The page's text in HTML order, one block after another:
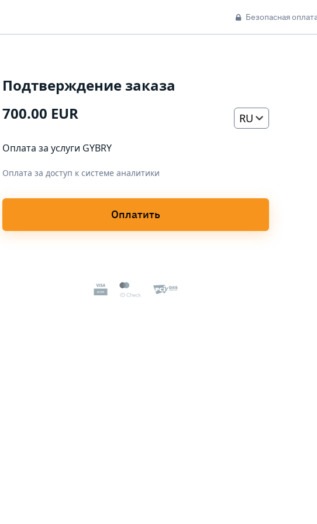
Безопасная
Подтверждение заказа
700.00 EUR
RU
Оплата за услуги GYBRY
Оплата за доступ к системе аналитики
Оплатить